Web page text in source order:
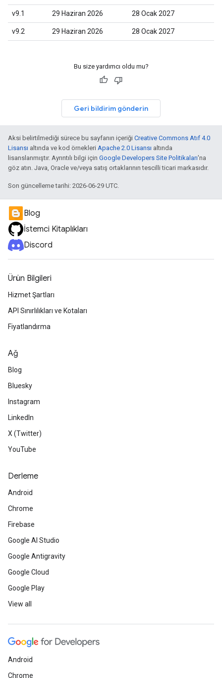
v9.1 29 Haziran 2026 28 Ocak 2027
v9.2 29 Haziran 2026 28 Ocak 2027
Bu size yardımcı oldu mu?
Geri bildirim gönderin
Aksi belirtilmediği sürece bu sayfanın içeriği Creative Commons Atıf 4.0
Lisansı altında ve kod örnekleri Apache 2.0 Lisansı altında
lisanslanmıştır. Ayrıntılı bilgi için Google Developers Site Politikaları'na
göz atın. Java, Oracle ve/veya satış ortaklarının tescilli ticari markasıdır.
Son güncelleme tarihi: 2026-06-29 UTC.
Blog
İstemci Kitaplıkları
Discord
Ürün Bilgileri
Hizmet Şartları
API Sınırlılıkları ve Kotaları
Fiyatlandırma
Ağ
Blog
Bluesky
Instagram
LinkedIn
X (Twitter)
YouTube
Derleme
Android
Chrome
Firebase
Google AI Studio
Google Antigravity
Google Cloud
Google Play
View all
Android
Chrome